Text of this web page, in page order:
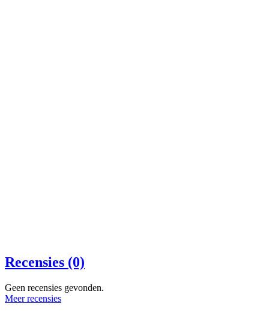
Recensies (0)
Geen recensies gevonden.
Meer recensies